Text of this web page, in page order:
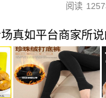
阅读
真如平台商家所说